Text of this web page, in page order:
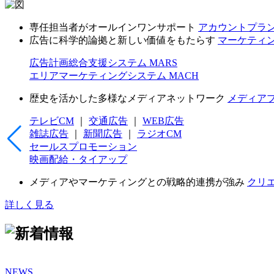
専任担当者がオールインワンサポート アカウントプラ
広告に科学的論拠と新しい価値をもたらす マーケティ
広告計画総合支援システム MARS
エリアマーケティングシステム MACH
歴史を活かした多様なメディアネットワーク メディア
テレビCM 交通広告
WEB広告
雑誌広告
新聞広告
ラジオCM
セールスプロモーション
映画配給・タイアップ
メディアやマーケティングとの戦略的連携が強み クリ
詳しく見る
NEWS